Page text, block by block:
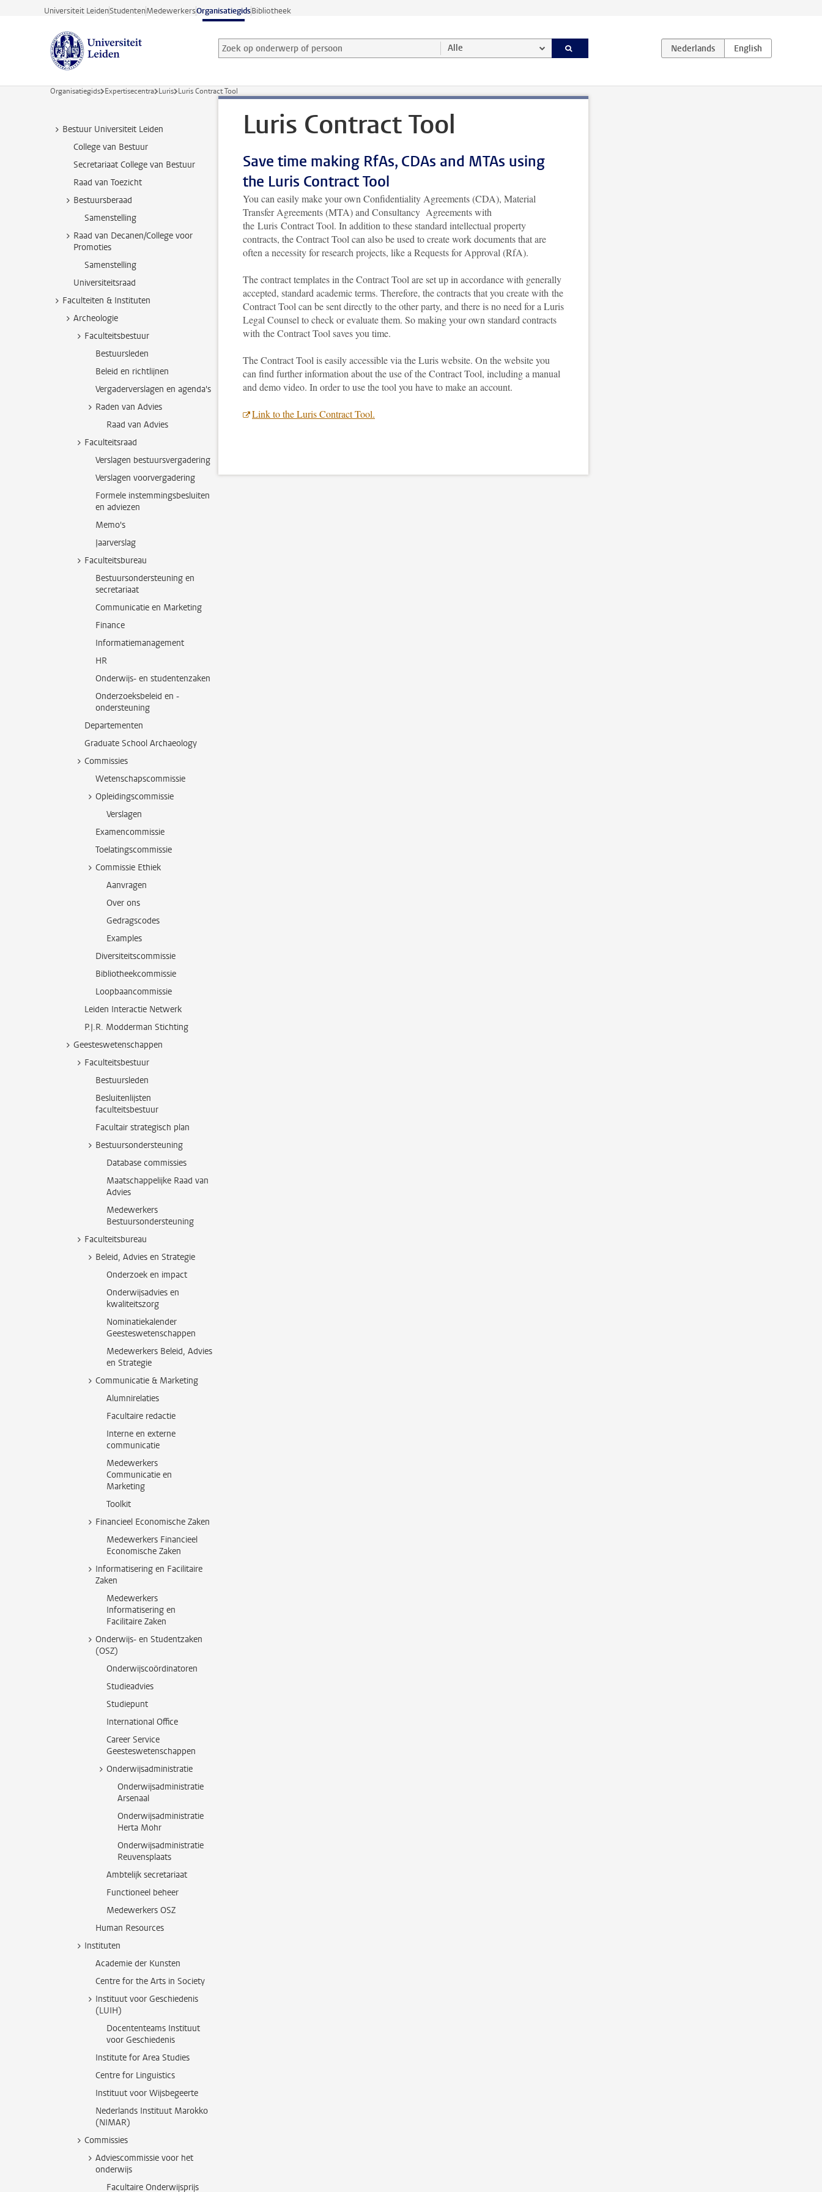
Ga direct naar de inhoud
Universiteit LeidenStudentenMedewerkersOrganisatiegidsBibliotheek
Zoek op onderwerp of persoon en selecteer categorie
Zoekterm Alle
Organisatiegids Expertisecentra Luris Luris Contract Tool
Bestuur Universiteit Leiden
College van Bestuur
Secretariaat College van Bestuur
Raad van Toezicht
Bestuursberaad
Samenstelling
Raad van Decanen/College voor
Promoties
Samenstelling
Universiteitsraad
Faculteiten & Instituten
Archeologie
Faculteitsbestuur
Bestuursleden
Beleid en richtlijnen
Vergaderverslagen en agenda's
Raden van Advies
Raad van Advies
Faculteitsraad
Verslagen bestuursvergadering
Verslagen voorvergadering
Formele instemmingsbesluiten
en adviezen
Memo's
Jaarverslag
Faculteitsbureau
Bestuursondersteuning en
secretariaat
Communicatie en Marketing
Finance
Informatiemanagement
HR
Onderwijs- en studentenzaken
Onderzoeksbeleid en -
ondersteuning
Departementen
Graduate School Archaeology
Commissies
Wetenschapscommissie
Opleidingscommissie
Verslagen
Examencommissie
Toelatingscommissie
Commissie Ethiek
Aanvragen
Over ons
Gedragscodes
Examples
Diversiteitscommissie
Bibliotheekcommissie
Loopbaancommissie
Leiden Interactie Netwerk
P.J.R. Modderman Stichting
Geesteswetenschappen
Faculteitsbestuur
Bestuursleden
Besluitenlijsten
faculteitsbestuur
Facultair strategisch plan
Bestuursondersteuning
Database commissies
Maatschappelijke Raad van
Advies
Medewerkers
Bestuursondersteuning
Faculteitsbureau
Beleid, Advies en Strategie
Onderzoek en impact
Onderwijsadvies en
kwaliteitszorg
Nominatiekalender
Geesteswetenschappen
Medewerkers Beleid, Advies
en Strategie
Communicatie & Marketing
Alumnirelaties
Facultaire redactie
Interne en externe
communicatie
Medewerkers
Communicatie en
Marketing
Toolkit
Financieel Economische Zaken
Medewerkers Financieel
Economische Zaken
Informatisering en Facilitaire
Zaken
Medewerkers
Informatisering en
Facilitaire Zaken
Onderwijs- en Studentzaken
(OSZ)
Onderwijscoördinatoren
Studieadvies
Studiepunt
International Office
Career Service
Geesteswetenschappen
Onderwijsadministratie
Onderwijsadministratie
Arsenaal
Onderwijsadministratie
Herta Mohr
Onderwijsadministratie
Reuvensplaats
Ambtelijk secretariaat
Functioneel beheer
Medewerkers OSZ
Human Resources
Instituten
Academie der Kunsten
Centre for the Arts in Society
Instituut voor Geschiedenis
(LUIH)
Docententeams Instituut
voor Geschiedenis
Institute for Area Studies
Centre for Linguistics
Instituut voor Wijsbegeerte
Nederlands Instituut Marokko
(NIMAR)
Commissies
Adviescommissie voor het
onderwijs
Facultaire Onderwijsprijs
Luris Contract Tool
Save time making RfAs, CDAs and MTAs using
the Luris Contract Tool
You can easily make your own Confidentiality Agreements (CDA), Material
Transfer Agreements (MTA) and Consultancy Agreements with
the Luris Contract Tool. In addition to these standard intellectual property
contracts, the Contract Tool can also be used to create work documents that are
often a necessity for research projects, like a Requests for Approval (RfA).
The contract templates in the Contract Tool are set up in accordance with generally
accepted, standard academic terms. Therefore, the contracts that you create with the
Contract Tool can be sent directly to the other party, and there is no need for a Luris
Legal Counsel to check or evaluate them. So making your own standard contracts
with the Contract Tool saves you time.
The Contract Tool is easily accessible via the Luris website. On the website you
can find further information about the use of the Contract Tool, including a manual
and demo video. In order to use the tool you have to make an account.
Link to the Luris Contract Tool.